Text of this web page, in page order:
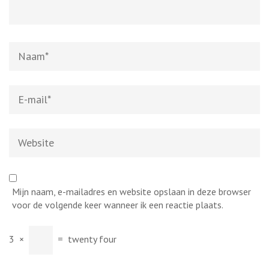
mail*
Mijn naam, e-mailadres en website opslaan in deze browser
voor de volgende keer wanneer ik een reactie plaats.
3 × = twenty four